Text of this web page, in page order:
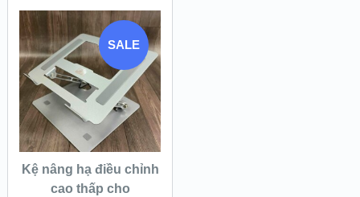
SALE
Kệ nâng hạ điều chỉnh
cao thấp cho